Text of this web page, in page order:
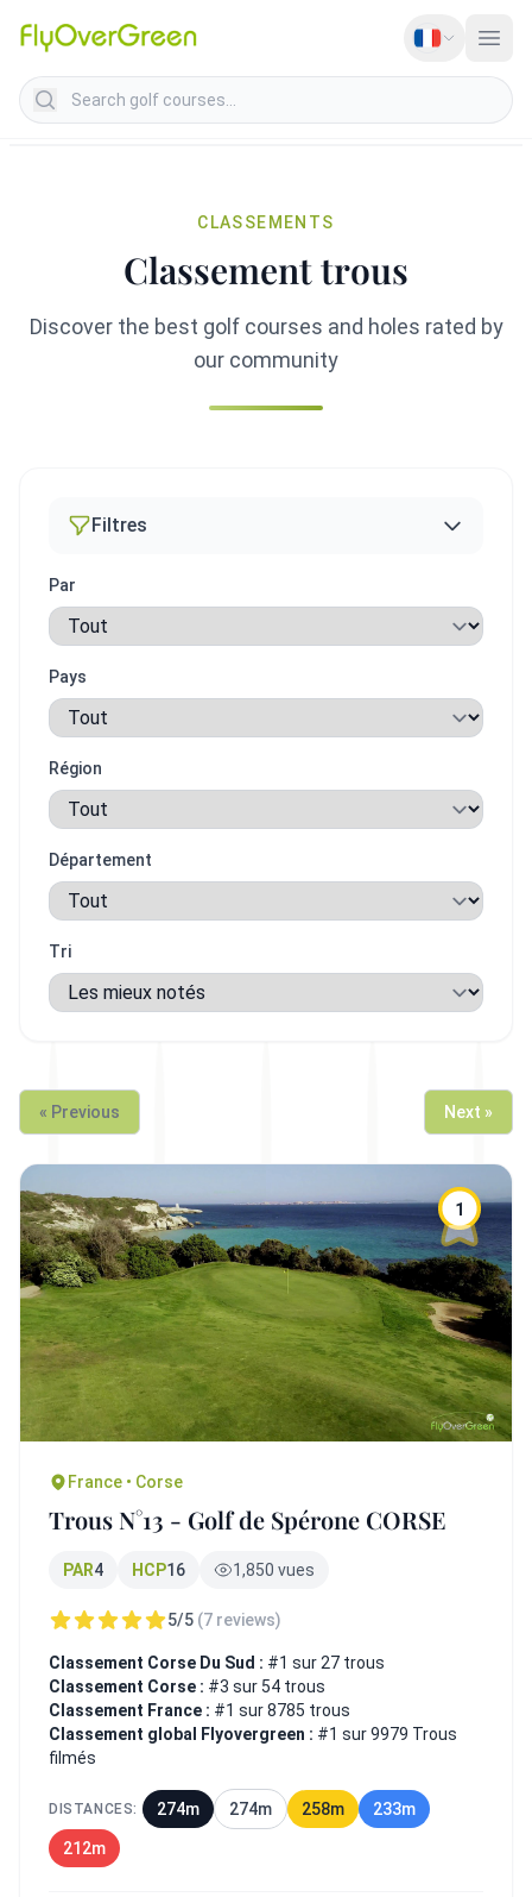
Search golf courses
CLASSEMENTS
Classement trous
Discover the best golf courses and holes rated by
our community
Filtres
Par
Pays
Région
Département
Tri
« Previous Next »
1
France • Corse
Trous N°13 - Golf de Spérone CORSE
PAR4 HCP16 1,850 vues
5/5 (7 reviews)
Classement Corse Du Sud : #1 sur 27 trous
Classement Corse : #3 sur 54 trous
Classement France : #1 sur 8785 trous
Classement global Flyovergreen : #1 sur 9979 Trous
filmés
DISTANCES: 274m 274m 258m 233m
212m